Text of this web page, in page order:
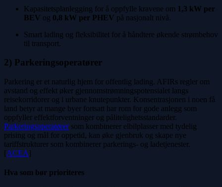
Kapasitetsplanlegging for å oppfylle kravene om 1,3 kW per
BEV og 0,8 kW per PHEV på nasjonalt nivå.
Smart lading og fleksibilitet for å håndtere økende strømbehov
til transport.
2) Parkeringsoperatører
Parkering er et naturlig hjem for offentlig lading. AFIRs regler om
avstand og effekt øker gjennomstrømningspotensialet langs
reisekorridorer og i urbane knutepunkter. Konsentrasjonen i noen få
land betyr at mange byer fortsatt har rom for gode anlegg som
oppfyller effektforventninger og pålitelighetsstandarder.
Parkeringsoperatørersom kombinerer elbilplasser med tydelig
prising og mål for oppetid, kan øke gjenbruk og skape nye
tariffstrukturer som kombinerer parkerings- og ladetjenester.
[ACEA]
Hva som bør prioriteres